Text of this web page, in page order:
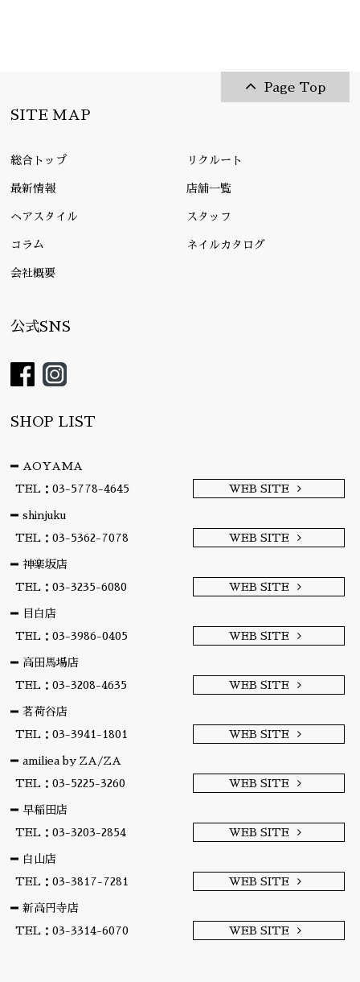
Page Top
SITE MAP
総合トップ リクルート
最新情報 店舗一覧
ヘアスタイル スタッフ
コラム ネイルカタログ
会社概要
公式SNS
SHOP LIST
AOYAMA
TEL：03-5778-4645
WEB SITE
shinjuku
TEL：03-5362-7078
WEB SITE
神楽坂店
TEL：03-3235-6080
WEB SITE
目白店
TEL：03-3986-0405
WEB SITE
高田馬場店
TEL：03-3208-4635
WEB SITE
茗荷谷店
TEL：03-3941-1801
WEB SITE
amiliea by ZA/ZA
TEL：03-5225-3260
WEB SITE
早稲田店
TEL：03-3203-2854
WEB SITE
白山店
TEL：03-3817-7281
WEB SITE
新高円寺店
TEL：03-3314-6070
WEB SITE